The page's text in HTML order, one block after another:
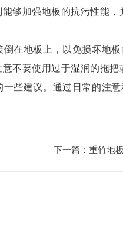
够加强地板的抗污性能，
地板上，以免损坏地板
不要使用过于湿润的拖把
建议。通过日常的注
下一篇：重竹地